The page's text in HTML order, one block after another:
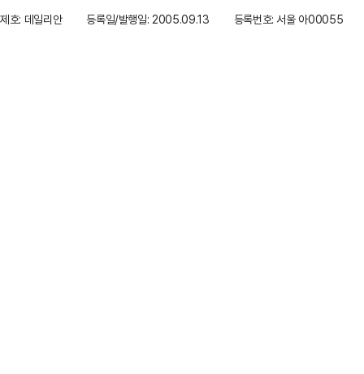
제호: 데일리안
등록일/발행일: 2005.09.13 등록번호: 서울 아00055